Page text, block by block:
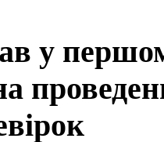
у